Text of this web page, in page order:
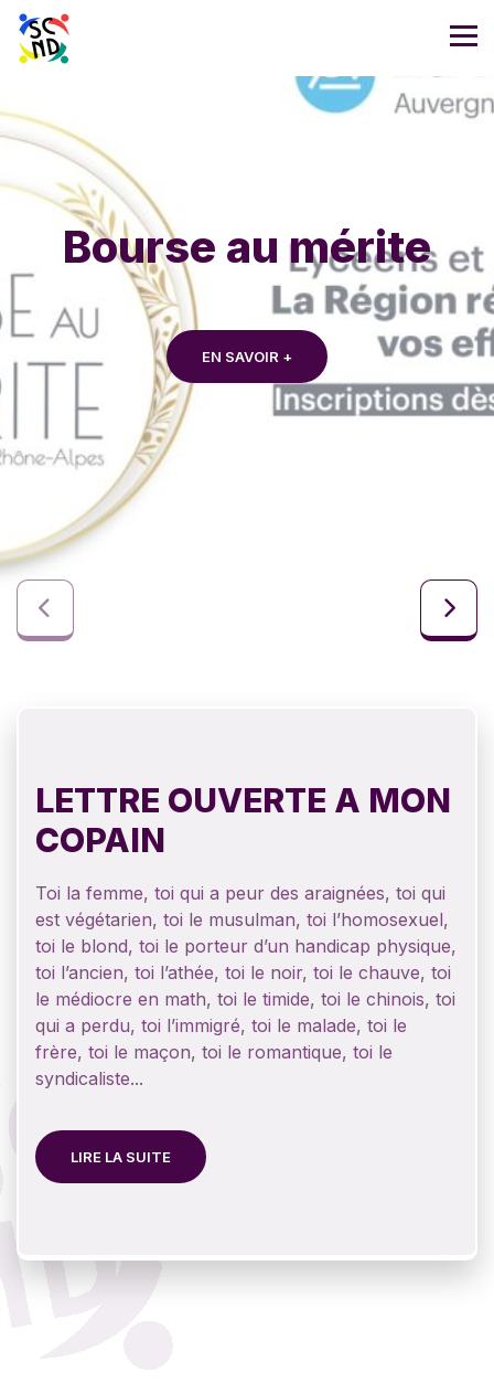
Bourse au mérite
EN SAVOIR +
LETTRE OUVERTE A MON
COPAIN
Toi la femme, toi qui a peur des araignées, toi qui
est végétarien, toi le musulman, toi l’homosexuel,
toi le blond, toi le porteur d’un handicap physique,
toi l’ancien, toi l’athée, toi le noir, toi le chauve, toi
le médiocre en math, toi le timide, toi le chinois, toi
qui a perdu, toi l’immigré, toi le malade, toi le
frère, toi le maçon, toi le romantique, toi le
syndicaliste...
LIRE LA SUITE